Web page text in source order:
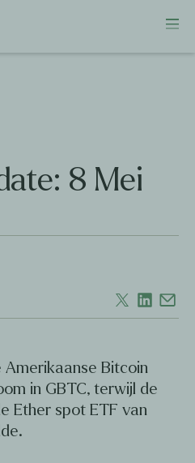
8 Mei
Bitcoin
in GBTC, terwijl de
Ether spot ETF van